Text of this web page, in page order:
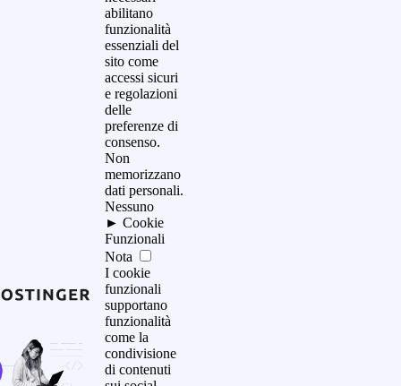
abilitano
funzionalità
essenziali del
sito come
accessi sicuri
e regolazioni
delle
preferenze di
consenso.
Non
memorizzano
dati personali.
Nessuno
► Cookie
Funzionali
Nota
I cookie
funzionali
supportano
funzionalità
come la
condivisione
di contenuti